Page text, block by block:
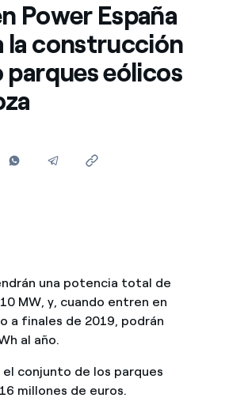
que más te conviene
tarifas de empresa y ahorra
de Endesa?
y Pymes
comunidades de propietarios?
Power España
la construcción
eólicos
una potencia total de
MW, y, cuando entren en
a finales de 2019, podrán
al año.
el conjunto de los parques
millones de euros.